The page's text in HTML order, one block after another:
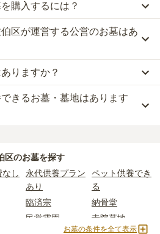
目安は、一般墓が約230万円、永代供
使用料（土地代）」と「墓石代」の
使用料の平均は65万円で、墓石代は広
ずれも区画の広さや墓石の大きさ・
、基本的に墓石代がかからず、永代
しく建てた際に行う儀式のための費
ります。
を納める儀式のための費用。僧侶に渡
かかります。
。契約後、毎年発生するケースがあり
購入するには？
墓は、金剛院 永代供養墓「阿字のふる
るのは、他の方のご遺骨と一緒に埋葬
と呼ばれるタイプです。個別のお墓に
間がかからないため、費用が安く設定
〜30万円程度です。
めです。
区が運営する公営のお墓はあ
しくは広島市佐伯区
が運営する公営の
あたります。
り、契約にあたって応募資格が設けら
ある、該当の市区町村に一定年数以
ます。
し込み自体ができないことも多いた
ージをご確認いただくか、資料請求
りますか？
掲載がありません。
散骨もご検討ください。
きるお墓・墓地はあります
代供養の一覧をご覧ください。
区のお墓を探す
し
永代供養プラン
あり
ペット供養でき
る
臨済宗
納骨堂
民営霊園
寺院墓地
お墓の条件を全て表示